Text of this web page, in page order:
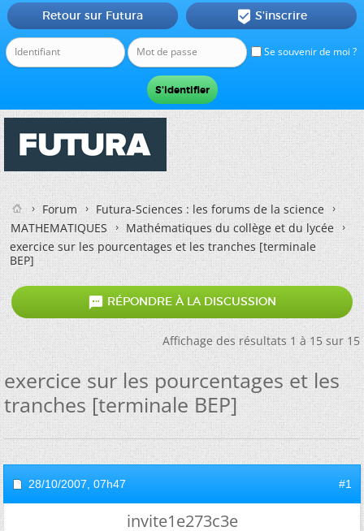
Se souvenir de moi ?
Retour sur Futura  S'inscrire
Forum
Futura-Sciences : les forums de la science
MATHEMATIQUES
Mathématiques du collège et du lycée
exercice sur les pourcentages et les tranches [terminale
BEP]
 RÉPONDRE À LA DISCUSSION
Affichage des résultats 1 à 15 sur 15
exercice sur les pourcentages et les
tranches [terminale BEP]
28/10/2007, 07h47 #1
invite1e273c3e